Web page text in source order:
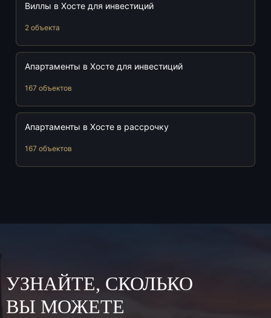
Виллы в Хосте для инвестиций
2 объекта
Апартаменты в Хосте для инвестиций
167 объектов
Апартаменты в Хосте в рассрочку
167 объектов
УЗНАЙТЕ, СКОЛЬКО
ВЫ МОЖЕТЕ